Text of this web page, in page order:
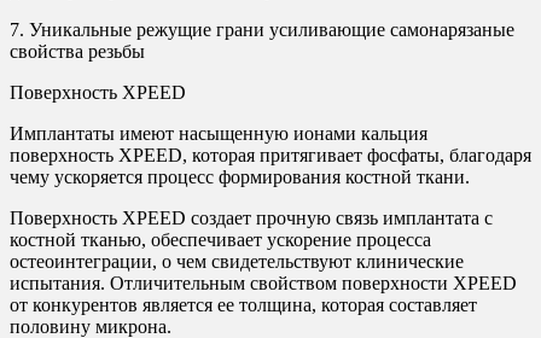
7. Уникальные режущие грани усиливающие самонарязаные
свойства резьбы
Поверхность XPEED
Имплантаты имеют насыщенную ионами кальция
поверхность XPEED, которая притягивает фосфаты, благодаря
чему ускоряется процесс формирования костной ткани.
Поверхность XPEED создает прочную связь имплантата с
костной тканью, обеспечивает ускорение процесса
остеоинтеграции, о чем свидетельствуют клинические
испытания. Отличительным свойством поверхности XPEED
от конкурентов является ее толщина, которая составляет
половину микрона.